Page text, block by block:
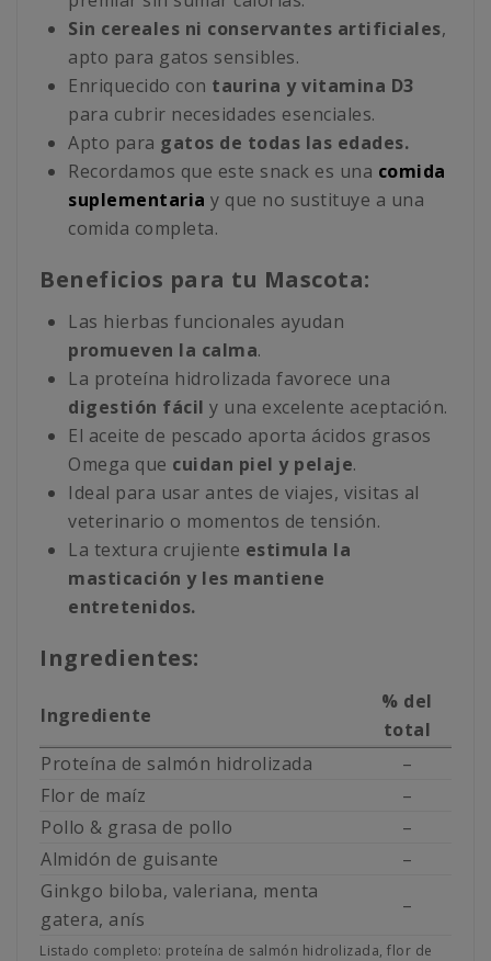
Sin cereales ni conservantes artificiales,
apto para gatos sensibles.
Enriquecido con taurina y vitamina D3
para cubrir necesidades esenciales.
Apto para gatos de todas las edades.
Recordamos que este snack es una comida
suplementaria y que no sustituye a una
comida completa.
Beneficios para tu Mascota:
Las hierbas funcionales ayudan
promueven la calma.
La proteína hidrolizada favorece una
digestión fácil y una excelente aceptación.
El aceite de pescado aporta ácidos grasos
Omega que cuidan piel y pelaje.
Ideal para usar antes de viajes, visitas al
veterinario o momentos de tensión.
La textura crujiente estimula la
masticación y les mantiene
entretenidos.
Ingredientes:
Ingrediente
% del
total
Proteína de salmón hidrolizada
–
Flor de maíz
–
Pollo & grasa de pollo
–
Almidón de guisante
–
Ginkgo biloba, valeriana, menta
gatera, anís
–
Listado completo: proteína de salmón hidrolizada, flor de